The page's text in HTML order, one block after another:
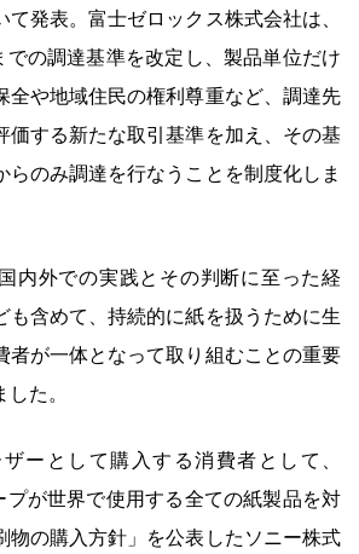
発表。富士ゼロックス株式会社は、
での調達基準を改定し、製品単位だけ
全や地域住民の権利尊重など、調達先
価する新たな取引基準を加え、その基
らのみ調達を行なうことを制度化しま
内外での実践とその判断に至った経
も含めて、持続的に紙を扱うために生
者が一体となって取り組むことの重要
た。
ーとして購入する消費者として、
プが世界で使用する全ての紙製品を対
物の購入方針」を公表したソニー株式